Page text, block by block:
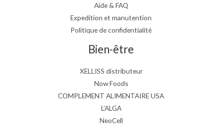
Aide & FAQ
Expedition et manutention
Politique de confidentialité
Bien-être
XELLISS distributeur
Now Foods
COMPLEMENT ALIMENTAIRE USA
L’ALGA
NeoCell